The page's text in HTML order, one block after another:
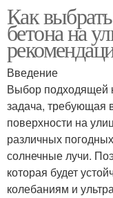
Как
бетона на
Введение
Выбор подходящей
задача, требующая
поверхности на
различных
солнечные лучи.
которая будет
колебаниям и